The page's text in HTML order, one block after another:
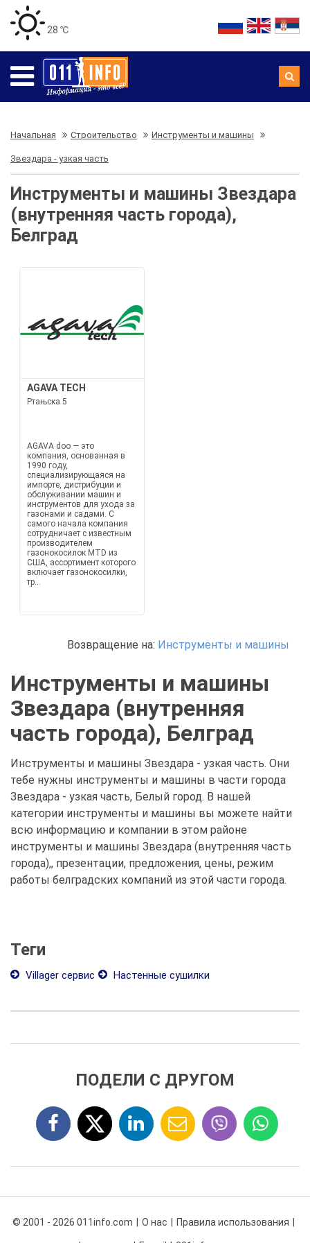
28 ℃
Начальная Строительство Инструменты и машины
Звездара - узкая часть
Инструменты и машины Звездара
(внутренняя часть города),
Белград
AGAVA TECH
Ртањска 5
AGAVA doo — это
компания, основанная в
1990 году,
специализирующаяся на
импорте, дистрибуции и
обслуживании машин и
инструментов для ухода за
газонами и садами. С
самого начала компания
сотрудничает с известным
производителем
газонокосилок MTD из
США, ассортимент которого
включает газонокосилки,
тр...
Возвращение на: Инструменты и машины
Инструменты и машины
Звездара (внутренняя
часть города), Белград
Инструменты и машины Звездара - узкая часть. Они
тебе нужны инструменты и машины в части города
Звездара - узкая часть, Белый город. В нашей
категории инструменты и машины вы можете найти
всю информацию и компании в этом районе
инструменты и машины Звездара (внутренняя часть
города),, презентации, предложения, цены, режим
работы белградских компаний из этой части города.
Теги
Villager сервис Настенные сушилки
ПОДЕЛИ С ДРУГОМ
© 2001 - 2026 011info.com О нас Правила использования